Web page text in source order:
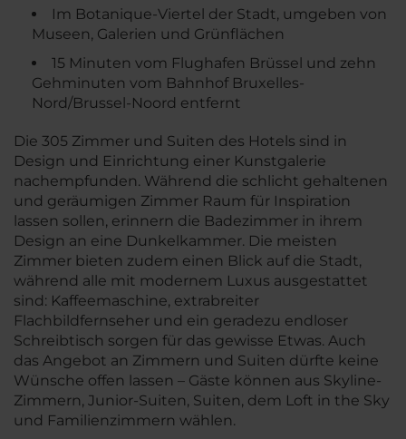
Im Botanique-Viertel der Stadt, umgeben von
Museen, Galerien und Grünflächen
15 Minuten vom Flughafen Brüssel und zehn
Gehminuten vom Bahnhof Bruxelles-
Nord/Brussel-Noord entfernt
Die 305 Zimmer und Suiten des Hotels sind in
Design und Einrichtung einer Kunstgalerie
nachempfunden. Während die schlicht gehaltenen
und geräumigen Zimmer Raum für Inspiration
lassen sollen, erinnern die Badezimmer in ihrem
Design an eine Dunkelkammer. Die meisten
Zimmer bieten zudem einen Blick auf die Stadt,
während alle mit modernem Luxus ausgestattet
sind: Kaffeemaschine, extrabreiter
Flachbildfernseher und ein geradezu endloser
Schreibtisch sorgen für das gewisse Etwas. Auch
das Angebot an Zimmern und Suiten dürfte keine
Wünsche offen lassen – Gäste können aus Skyline-
Zimmern, Junior-Suiten, Suiten, dem Loft in the Sky
und Familienzimmern wählen.
Suchen
Reiseziel
Anreise Abreise